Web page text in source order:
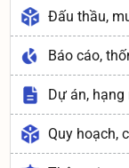
Đấu thầu,
Báo cáo,
Dự án,
Quy hoạch,